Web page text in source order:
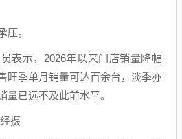
压。
表示，2026年以来门店销量降幅
旺季单月销量可达百余台，淡季亦
量已远不及此前水平。
摄